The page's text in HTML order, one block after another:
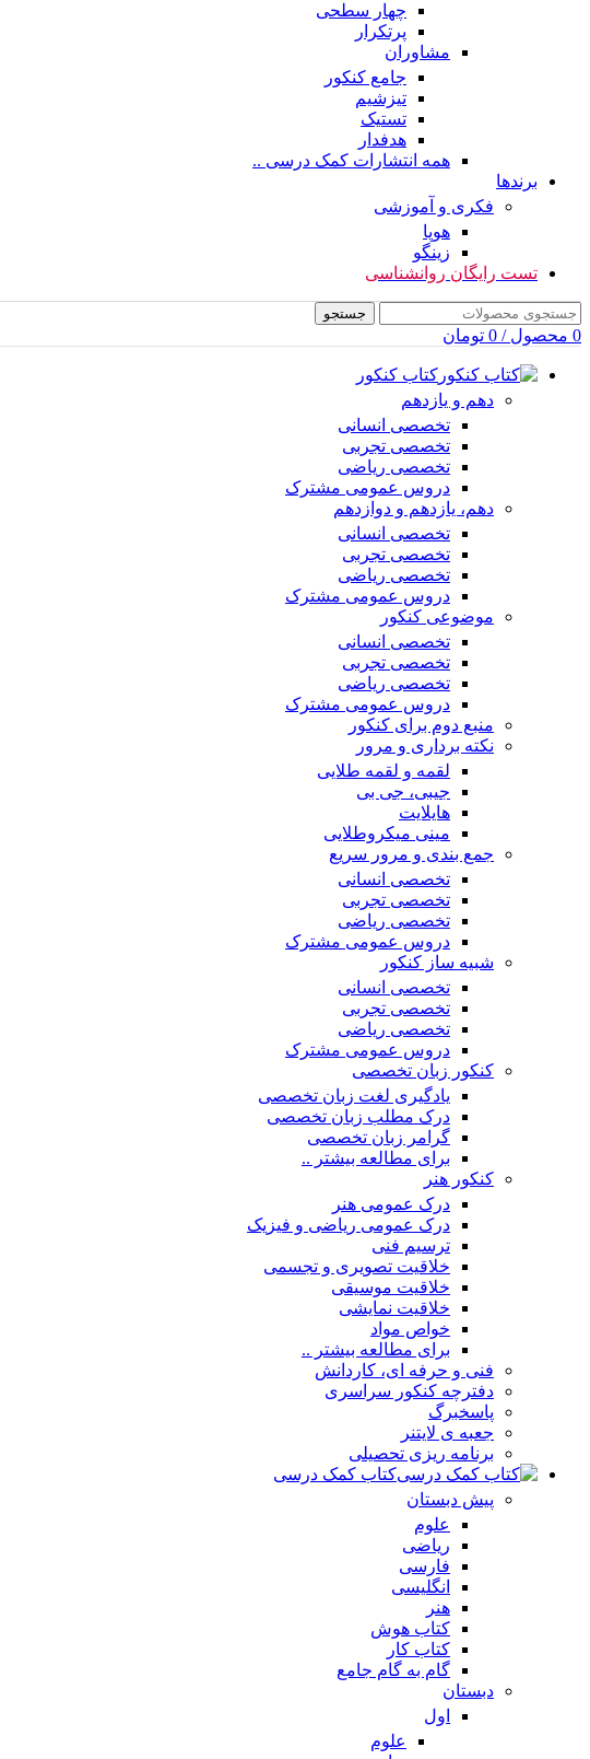
چهار سطحی
پرتکرار
مشاوران
جامع کنکور
تیزشیم
تستیک
هدفدار
همه انتشارات کمک درسی ..
برندها
فکری و آموزشی
هوپا
زینگو
تست رایگان روانشناسی
جستجو
0 محصول /
0 تومان
کتاب کنکور
دهم و یازدهم
تخصصی انسانی
تخصصی تجربی
تخصصی ریاضی
دروس عمومی مشترک
دهم، یازدهم و دوازدهم
تخصصی انسانی
تخصصی تجربی
تخصصی ریاضی
دروس عمومی مشترک
موضوعی کنکور
تخصصی انسانی
تخصصی تجربی
تخصصی ریاضی
دروس عمومی مشترک
منبع دوم برای کنکور
نکته برداری و مرور
لقمه و لقمه طلایی
جیبی، جی بی
هایلایت
مینی میکروطلایی
جمع بندی و مرور سریع
تخصصی انسانی
تخصصی تجربی
تخصصی ریاضی
دروس عمومی مشترک
شبیه ساز کنکور
تخصصی انسانی
تخصصی تجربی
تخصصی ریاضی
دروس عمومی مشترک
کنکور زبان تخصصی
یادگیری لغت زبان تخصصی
درک مطلب زبان تخصصی
گرامر زبان تخصصی
برای مطالعه بیشتر ..
کنکور هنر
درک عمومی هنر
درک عمومی ریاضی و فیزیک
ترسیم فنی
خلاقیت تصویری و تجسمی
خلاقیت موسیقی
خلاقیت نمایشی
خواص مواد
برای مطالعه بیشتر ..
فنی و حرفه ای، کاردانش
دفترچه کنکور سراسری
پاسخبرگ
جعبه ی لایتنر
برنامه ریزی تحصیلی
کتاب کمک درسی
پیش دبستان
علوم
ریاضی
فارسی
انگلیسی
هنر
کتاب هوش
کتاب کار
گام به گام جامع
دبستان
اول
علوم